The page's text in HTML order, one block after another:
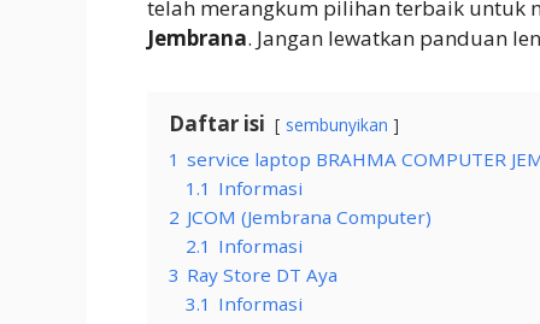
telah merangkum pilihan terbaik untuk
Jembrana. Jangan lewatkan panduan
Daftar isi sembunyikan
1 service laptop BRAHMA COMPUTER
1.1 Informasi
2 JCOM (Jembrana Computer)
2.1 Informasi
3 Ray Store DT Aya
3.1 Informasi